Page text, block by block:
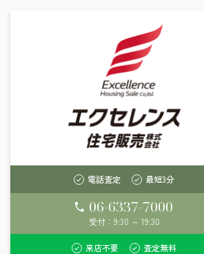
電話査定 最短3分
06-6337-7000
受付：9:30 ～ 19:30
来店不要 査定無料